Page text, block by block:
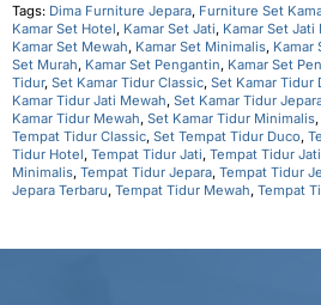
Tags: Dima Furniture Jepara, Furniture Set
Kamar Set Hotel, Kamar Set Jati, Kamar Set Jati
Kamar Set Mewah, Kamar Set Minimalis, Kamar
Set Murah, Kamar Set Pengantin, Kamar Set
Tidur, Set Kamar Tidur Classic, Set Kamar Tidur
Kamar Tidur Jati Mewah, Set Kamar Tidur
Kamar Tidur Mewah, Set Kamar Tidur Minimalis,
Tempat Tidur Classic, Set Tempat Tidur Duco,
Tidur Hotel, Tempat Tidur Jati, Tempat Tidur
Minimalis, Tempat Tidur Jepara, Tempat Tidur
Jepara Terbaru, Tempat Tidur Mewah, Tempat